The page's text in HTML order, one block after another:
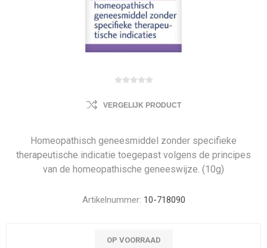
VERGELIJK PRODUCT
Homeopathisch geneesmiddel zonder specifieke
therapeutische indicatie toegepast volgens de principes
van de homeopathische geneeswijze. (10g)
Artikelnummer: 10-718090
OP VOORRAAD